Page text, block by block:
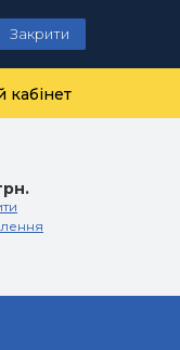
Закрити
кабінет